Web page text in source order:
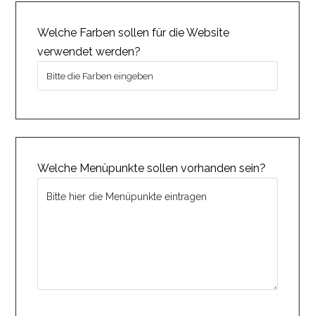
Welche Farben sollen für die Website
verwendet werden?
Welche Menüpunkte sollen vorhanden sein?